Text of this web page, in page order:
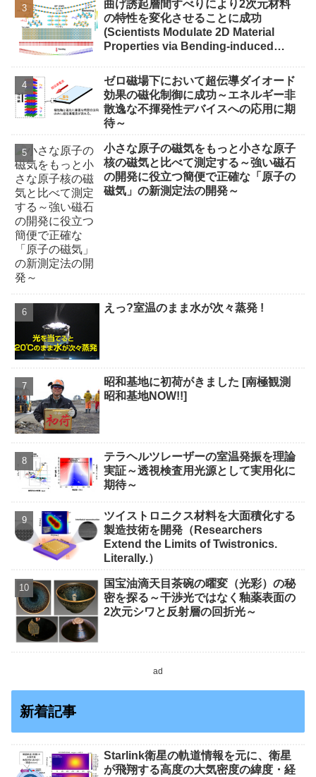
曲げ誘起層間すべりにより2次元材料
の特性を変化させることに成功
(Scientists Modulate 2D Material
Properties via Bending-induced
ゼロ磁場下において超伝導ダイオード
効果の磁化制御に成功～エネルギー非
散逸な不揮発性デバイスへの応用に期
待～
小さな原子の磁気をもっと小さな原子
核の磁気と比べて測定する～強い磁石
の開発に役立つ簡便で正確な「原子の
磁気」の新測定法の開発～
えっ?室温のまま水が次々蒸発 !
昭和基地に初荷がきました [南極観測
昭和基地NOW!!]
テラヘルツレーザーの室温発振を理論
実証～透視検査用光源として実用化に
期待～
ツイストロニクス材料を大面積化する
製造技術を開発（Researchers
Extend the Limits of Twistronics.
Literally.）
国宝油滴天目茶碗の曜変（光彩）の秘
密を探る～干渉光ではなく釉薬表面の
2次元シワと反射層の回折光～
ad
新着記事
Starlink衛星の軌道情報を元に、衛星
が飛翔する高度の大気密度の緯度・経